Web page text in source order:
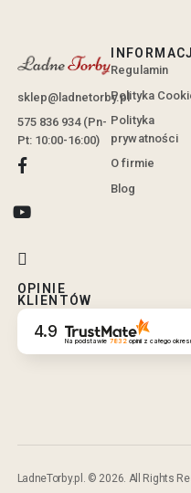
sklep@ladnetorby.pl
575 836 934 (Pn-
Pt: 10:00-16:00)
OPINIE
KLIENTÓW
4.9 Na podstawie 7832opinii z całego
Regulamin
Polityka
Polityka
prywatności
O firmie
Blog
LadneTorby.pl. © 2026. All Rights